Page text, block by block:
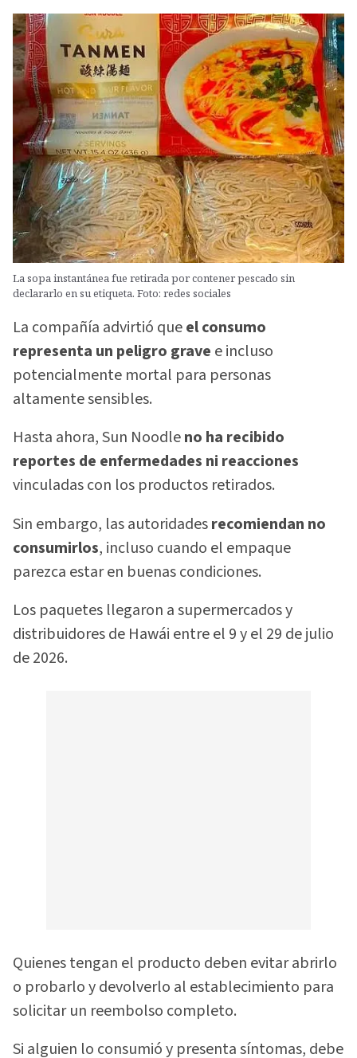
La sopa instantánea fue retirada por contener pescado sin
declararlo en su etiqueta. Foto: redes sociales
La compañía advirtió queel consumo
representa un peligro grave e incluso
potencialmente mortal para personas
altamente sensibles.
Hasta ahora, Sun Noodleno ha recibido
reportes de enfermedades ni reacciones
vinculadas con los productos retirados.
Sin embargo, las autoridadesrecomiendan no
consumirlos, incluso cuando el empaque
parezca estar en buenas condiciones.
Los paquetes llegaron a supermercados y
distribuidores de Hawái entre el 9 y el 29 de julio
de 2026.
Quienes tengan el producto deben evitar abrirlo
o probarlo y devolverlo al establecimiento para
solicitar un reembolso completo.
Si alguien lo consumió y presenta síntomas, debe